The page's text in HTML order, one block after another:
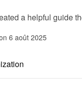
a helpful guide
6 août 2025